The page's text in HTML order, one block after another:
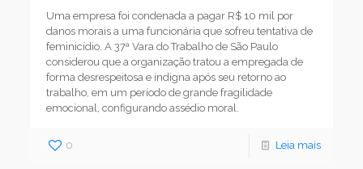
Uma empresa foi condenada a pagar R$ 10 mil por
danos morais a uma funcionária que sofreu tentativa de
feminicídio. A 37ª Vara do Trabalho de São Paulo
considerou que a organização tratou a empregada de
forma desrespeitosa e indigna após seu retorno ao
trabalho, em um período de grande fragilidade
emocional, configurando assédio moral.
0 Leia mais